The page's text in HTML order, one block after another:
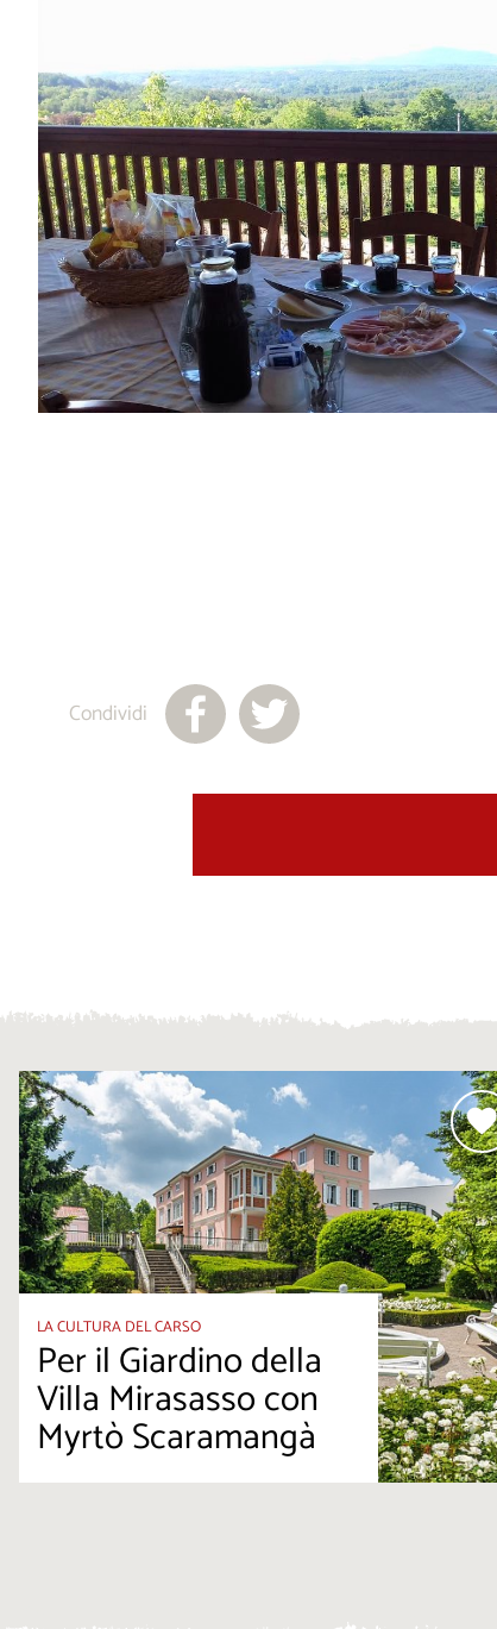
Condividi
LA CULTURA DEL CARSO
Per il Giardino della
Villa Mirasasso con
Myrtò Scaramangà